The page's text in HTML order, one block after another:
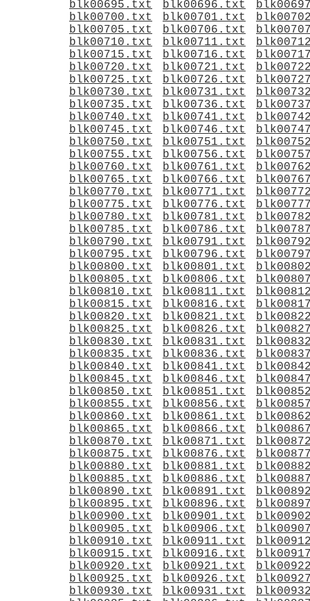
blk00695.txt
blk00696.txt
blk00700.txt
blk00701.txt
blk00705.txt
blk00706.txt
blk00710.txt
blk00711.txt
blk00715.txt
blk00716.txt
blk00720.txt
blk00721.txt
blk00725.txt
blk00726.txt
blk00730.txt
blk00731.txt
blk00735.txt
blk00736.txt
blk00740.txt
blk00741.txt
blk00745.txt
blk00746.txt
blk00750.txt
blk00751.txt
blk00755.txt
blk00756.txt
blk00760.txt
blk00761.txt
blk00765.txt
blk00766.txt
blk00770.txt
blk00771.txt
blk00775.txt
blk00776.txt
blk00780.txt
blk00781.txt
blk00785.txt
blk00786.txt
blk00790.txt
blk00791.txt
blk00795.txt
blk00796.txt
blk00800.txt
blk00801.txt
blk00805.txt
blk00806.txt
blk00810.txt
blk00811.txt
blk00815.txt
blk00816.txt
blk00820.txt
blk00821.txt
blk00825.txt
blk00826.txt
blk00830.txt
blk00831.txt
blk00835.txt
blk00836.txt
blk00840.txt
blk00841.txt
blk00845.txt
blk00846.txt
blk00850.txt
blk00851.txt
blk00855.txt
blk00856.txt
blk00860.txt
blk00861.txt
blk00865.txt
blk00866.txt
blk00870.txt
blk00871.txt
blk00875.txt
blk00876.txt
blk00880.txt
blk00881.txt
blk00885.txt
blk00886.txt
blk00890.txt
blk00891.txt
blk00895.txt
blk00896.txt
blk00900.txt
blk00901.txt
blk00905.txt
blk00906.txt
blk00910.txt
blk00911.txt
blk00915.txt
blk00916.txt
blk00920.txt
blk00921.txt
blk00925.txt
blk00926.txt
blk00930.txt
blk00931.txt